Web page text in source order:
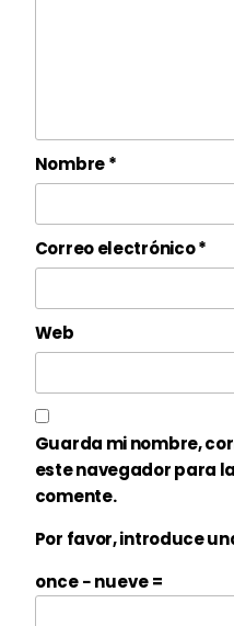
Nombre*
Correo electrónico*
Web
Guarda mi nombre,
este navegador para
comente.
Por favor, introduce
once − nueve =